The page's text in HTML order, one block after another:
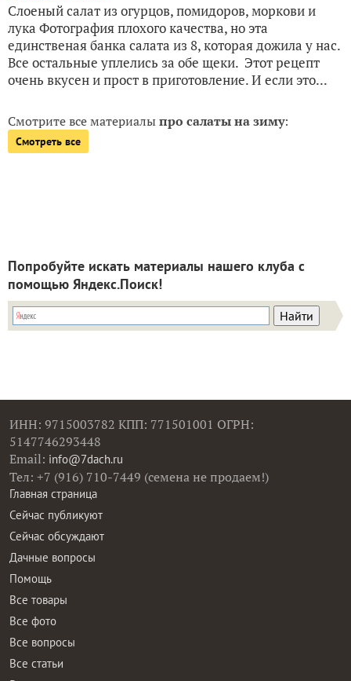
Слоеный салат из огурцов, помидоров, моркови и
лука Фотография плохого качества, но эта
единственая банка салата из 8, которая дожила у нас.
Все остальные уплелись за обе щеки. Этот рецепт
очень вкусен и прост в приготовление. И если это...
Смотрите все материалыпро салаты на зиму:
Смотреть все
Попробуйте искать материалы нашего клуба с
помощью Яндекс.Поиск!
ИНН: 9715003782 КПП: 771501001 ОГРН:
5147746293448
Email: info@7dach.ru
Тел: +7 (916) 710-7449 (семена не продаем!)
Главная страница
Сейчас публикуют
Сейчас обсуждают
Дачные вопросы
Помощь
Все товары
Все фото
Все вопросы
Все статьи